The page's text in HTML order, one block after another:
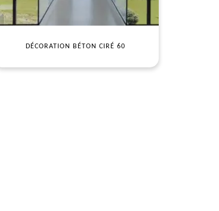
DÉCORATION BÉTON CIRÉ 60